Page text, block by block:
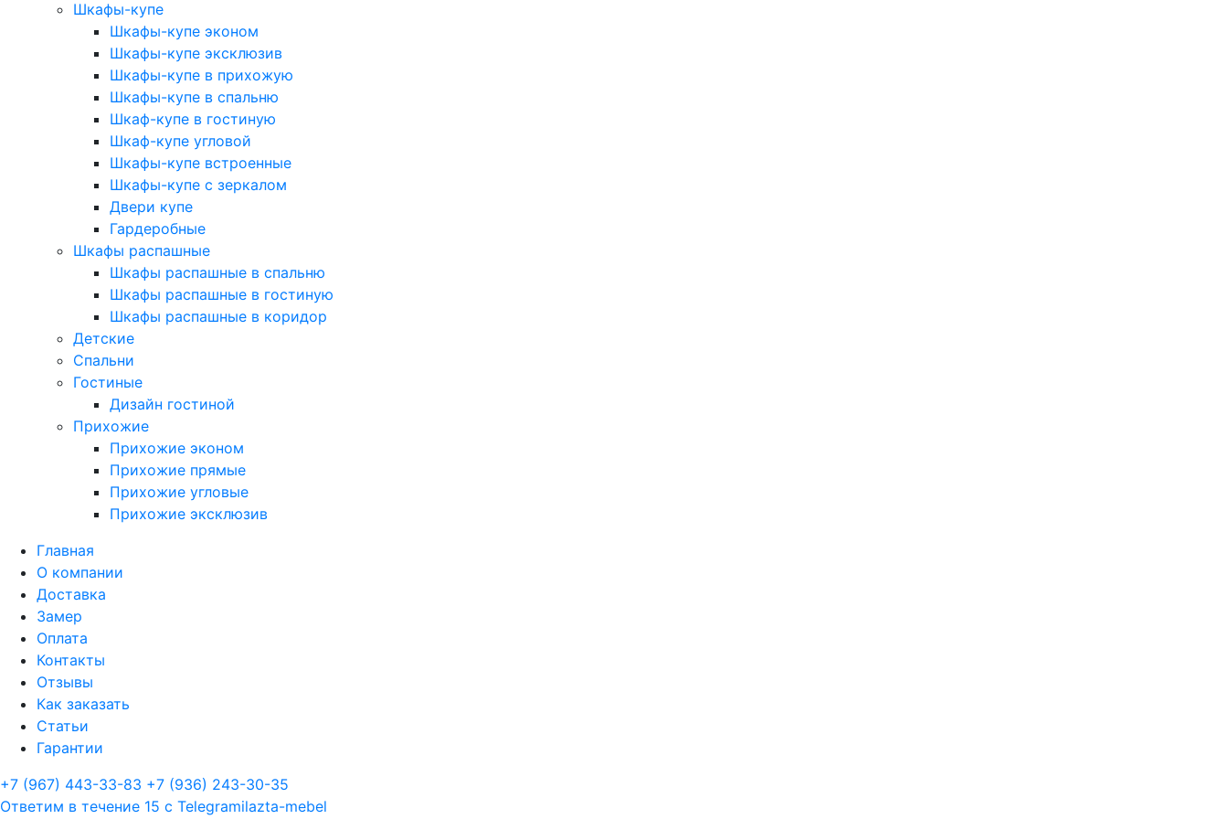
Шкафы-купе
Шкафы-купе эконом
Шкафы-купе эксклюзив
Шкафы-купе в прихожую
Шкафы-купе в спальню
Шкаф-купе в гостиную
Шкаф-купе угловой
Шкафы-купе встроенные
Шкафы-купе с зеркалом
Двери купе
Гардеробные
Шкафы распашные
Шкафы распашные в спальню
Шкафы распашные в гостиную
Шкафы распашные в коридор
Детские
Спальни
Гостиные
Дизайн гостиной
Прихожие
Прихожие эконом
Прихожие прямые
Прихожие угловые
Прихожие эксклюзив
Главная
О компании
Доставка
Замер
Оплата
Контакты
Отзывы
Как заказать
Статьи
Гарантии
+7 (967) 443-33-83 +7 (936) 243-30-35
Ответим в течение 15 с Telegramilazta-mebel